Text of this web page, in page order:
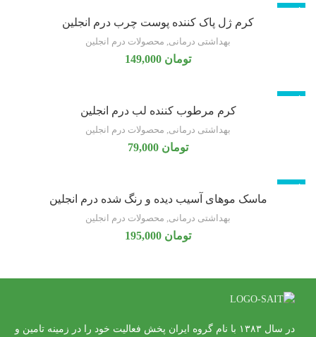
ناموجود
کرم ژل پاک کننده پوست چرب درم انجلین
بهداشتی درمانی, محصولات درم انجلین
تومان
ناموجود
کرم مرطوب کننده لب درم انجلین
بهداشتی درمانی, محصولات درم انجلین
تومان
ناموجود
ماسک موهای آسیب دیده و رنگ شده درم انجلین
بهداشتی درمانی, محصولات درم انجلین
تومان
در سال ۱۳۸۳ با نام گروه ایران پخش فعالیت خود را در زمینه تامین و